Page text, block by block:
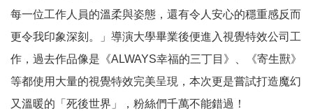
每一位工作人員的溫柔與姿態，還有令人安心的穩重感反而
更令我印象深刻。」導演大學畢業後便進入視覺特效公司工
作，過去作品像是《ALWAYS幸福的三丁目》、《寄生獸》
等都使用大量的視覺特效完美呈現，本次更是嘗試打造魔幻
又溫暖的「死後世界」，粉絲們千萬不能錯過！